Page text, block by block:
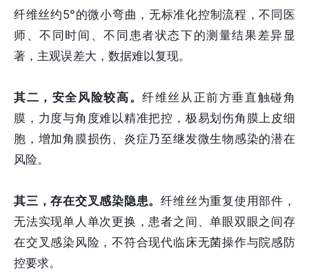
纤维丝约5°的微小弯曲，无标准化控制流程，不同医
师、不同时间、不同患者状态下的测量结果差异显
著，主观误差大，数据难以复现。
其二，安全风险较高。纤维丝从正前方垂直触碰角
膜，力度与角度难以精准把控，极易划伤角膜上皮细
胞，增加角膜损伤、炎症乃至继发微生物感染的潜在
风险。
其三，存在交叉感染隐患。纤维丝为重复使用部件，
无法实现单人单次更换，患者之间、单眼双眼之间存
在交叉感染风险，不符合现代临床无菌操作与院感防
控要求。